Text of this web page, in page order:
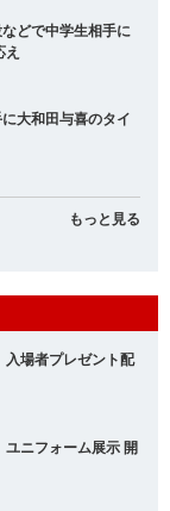
どで中学生相手に
え
大和田与喜のタイ
もっと見る
入場者プレゼント配
ニフォーム展示 開